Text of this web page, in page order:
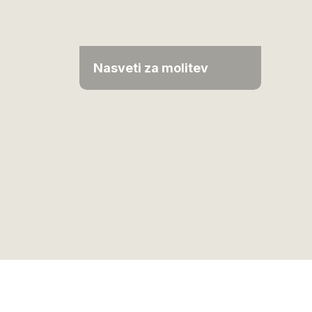
Nasveti za molitev